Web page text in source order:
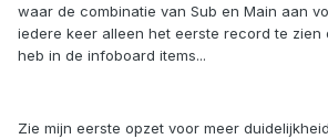
waar de combinatie van Sub en Main aan
iedere keer alleen het eerste record te zien
heb in de infoboard items...
Zie mijn eerste opzet voor meer